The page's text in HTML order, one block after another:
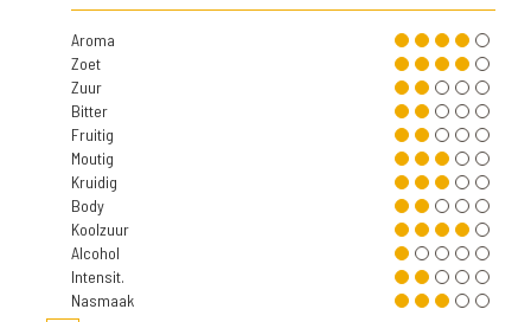
Aroma
Zoet
Zuur
Bitter
Fruitig
Moutig
Kruidig
Body
Koolzuur
Alcohol
Intensit.
Nasmaak